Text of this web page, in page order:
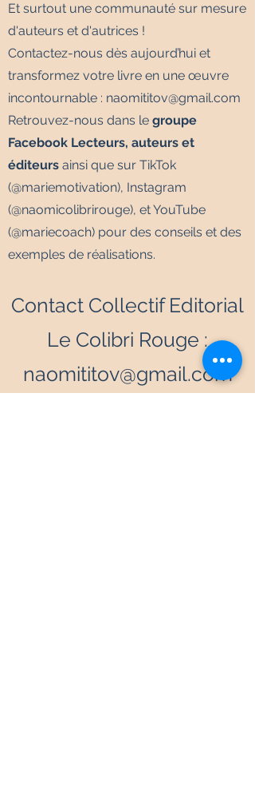
Et surtout une communauté sur mesure
d'auteurs et d'autrices !
Contactez-nous dès aujourd’hui et
transformez votre livre en une œuvre
incontournable : naomititov@gmail.com
Retrouvez-nous dans le groupe
Facebook Lecteurs, auteurs et
éditeurs ainsi que sur TikTok
(@mariemotivation), Instagram
(@naomicolibrirouge), et YouTube
(@mariecoach) pour des conseils et des
exemples de réalisations.
Contact Collectif Editorial
Le Colibri Rouge :
naomititov@gmail.com